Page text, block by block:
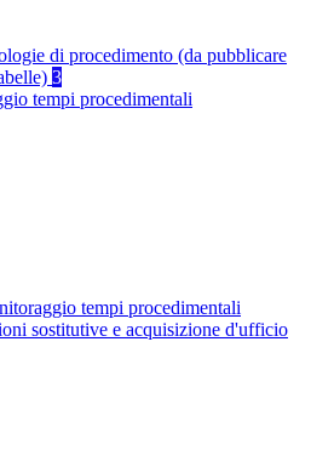
di procedimento (da pubblicare
3
tempi procedimentali
tempi procedimentali
sostitutive e acquisizione d'ufficio